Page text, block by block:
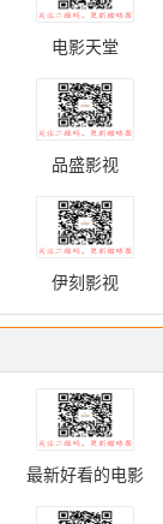
电影天堂
品盛影视
伊刻影视
最新好看的电影